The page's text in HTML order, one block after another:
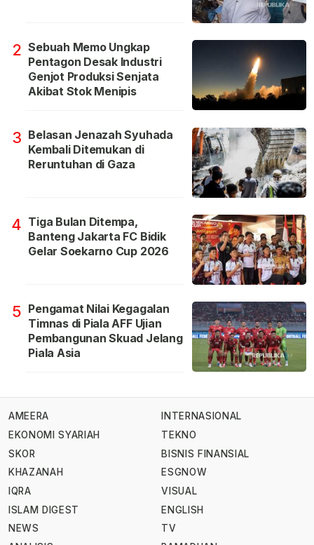
2 Sebuah Memo Ungkap
Pentagon Desak Industri
Genjot Produksi Senjata
Akibat Stok Menipis
3 Belasan Jenazah Syuhada
Kembali Ditemukan di
Reruntuhan di Gaza
4 Tiga Bulan Ditempa,
Banteng Jakarta FC Bidik
Gelar Soekarno Cup 2026
5 Pengamat Nilai Kegagalan
Timnas di Piala AFF Ujian
Pembangunan Skuad Jelang
Piala Asia
AMEERA
EKONOMI SYARIAH
SKOR
KHAZANAH
IQRA
ISLAM DIGEST
NEWS
INTERNASIONAL
TEKNO
BISNIS FINANSIAL
ESGNOW
VISUAL
ENGLISH
TV